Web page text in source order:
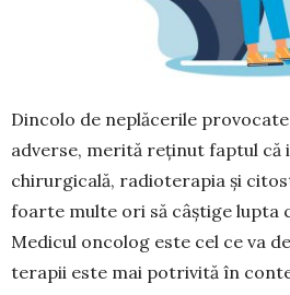
Dincolo de neplăcerile
adverse, merită reținut faptul că
chirurgicală, radioterapia și
foarte multe ori să câștige lupta
Medicul oncolog este cel ce va
terapii este mai potrivită în